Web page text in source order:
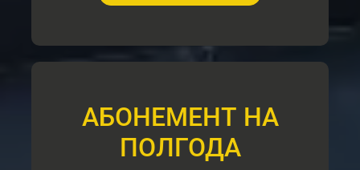
АБОНЕМЕНТ НА
ПОЛГОДА